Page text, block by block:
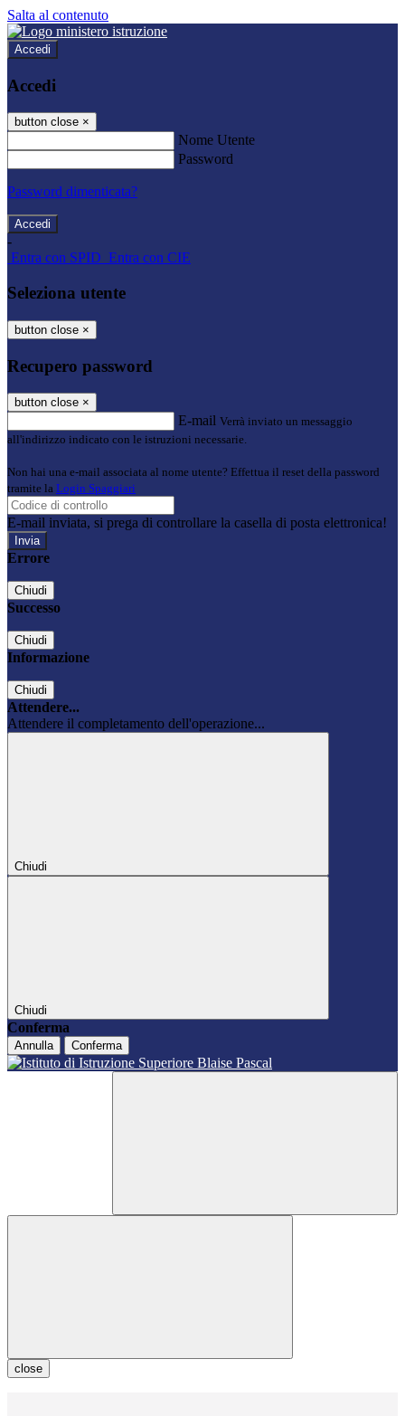
Salta al contenuto
Accedi
Accedi
button close ×
Nome Utente
Password
Password dimenticata?
-
Entra con SPID Entra con CIE
Seleziona utente
button close ×
Recupero password
button close ×
E-mail Verrà inviato un messaggio
all'indirizzo indicato con le istruzioni necessarie.
Non hai una e-mail associata al nome utente? Effettua il reset della password
tramite la Login Spaggiari
E-mail inviata, si prega di controllare la casella di posta elettronica!
Errore
Chiudi
Successo
Chiudi
Informazione
Chiudi
Attendere...
Attendere il completamento dell'operazione...
Chiudi
Chiudi
Conferma
Annulla Conferma
close